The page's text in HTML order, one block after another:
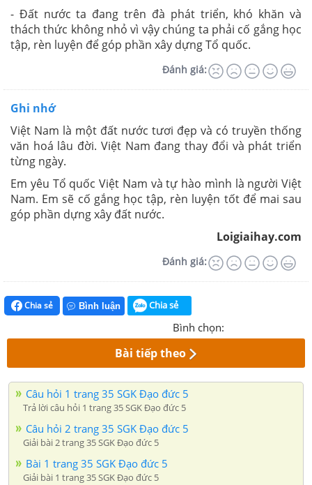
- Đất nước ta đang trên đà phát triển, khó khăn và
thách thức không nhỏ vì vậy chúng ta phải cố gắng học
tập, rèn luyện để góp phần xây dựng Tổ quốc.
Đánh giá:
Ghi nhớ
Việt Nam là một đất nước tươi đẹp và có truyền thống
văn hoá lâu đời. Việt Nam đang thay đổi và phát triển
từng ngày.
Em yêu Tổ quốc Việt Nam và tự hào mình là người Việt
Nam. Em sẽ cố gắng học tập, rèn luyện tốt để mai sau
góp phần dựng xây đất nước.
Loigiaihay.com
Đánh giá:
Chia sẻ Bình luận Chia sẻ
Bình chọn:
Bài tiếp theo
Câu hỏi 1 trang 35 SGK Đạo đức 5
Trả lời câu hỏi 1 trang 35 SGK Đạo đức 5
Câu hỏi 2 trang 35 SGK Đạo đức 5
Giải bài 2 trang 35 SGK Đạo đức 5
Bài 1 trang 35 SGK Đạo đức 5
Giải bài 1 trang 35 SGK Đạo đức 5